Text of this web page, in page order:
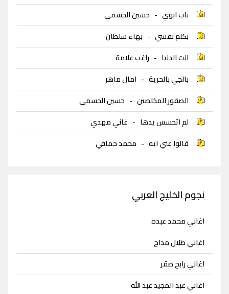
باب ابوي - حسين الجسمي
بكلم نفسي - بهاء سلطان
انت الدنيا - راغب علامة
بالجي بالحرية - امال ماهر
الصقور المخلصين - حسين الجسمي
لم اتحسس يدها - غاني مهدي
قالوا عني ايه - محمد حماقي
نجوم الخليج العربي
اغاني محمد عبده
اغاني طلال مداح
اغاني رابح صقر
اغاني عبد المجيد عبد الله